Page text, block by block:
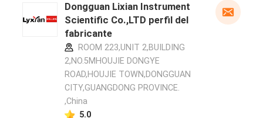
Dongguan Lixian Instrument
Scientific Co.,LTD perfil del
fabricante
ROOM 223,UNIT 2,BUILDING
2,NO.5MHOUJIE DONGYE
ROAD,HOUJIE TOWN,DONGGUAN
CITY,GUANGDONG PROVINCE.
,China
5.0